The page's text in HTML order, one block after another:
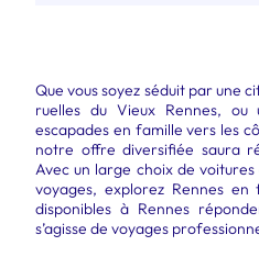
Que vous soyez séduit par une
ruelles du Vieux Rennes, ou
escapades en famille vers les
notre offre diversifiée saura
Avec un large choix de
voyages, explorez Rennes
disponibles à Rennes
s’agisse de voyages